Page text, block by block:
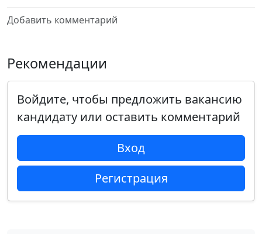
Добавить комментарий
Рекомендации
Войдите, чтобы предложить вакансию
кандидату или оставить комментарий
Вход
Регистрация